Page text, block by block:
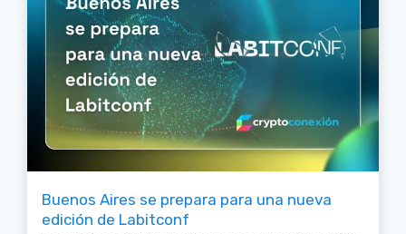
Buenos Aires se prepara para una nueva
edición de Labitconf